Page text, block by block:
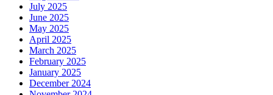
July 2025
June 2025
May 2025
April 2025
March 2025
February 2025
January 2025
December 2024